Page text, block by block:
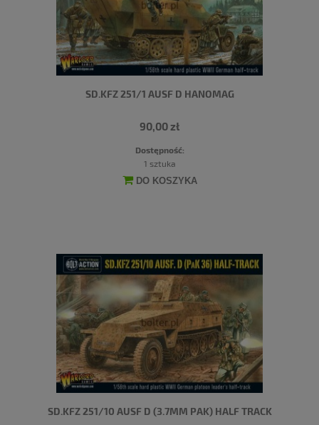
SD.KFZ 251/1 AUSF D HANOMAG
90,00 zł
Dostępność:
1 sztuka
DO KOSZYKA
SD.KFZ 251/10 AUSF D (3.7MM PAK) HALF TRACK